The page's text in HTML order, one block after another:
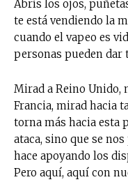
Abrís los ojos,
te está vendiendo la
cuando el vapeo es
personas pueden dar
Mirad a Reino Unido,
Francia, mirad hacia
torna más hacia esta
ataca, sino que se
hace apoyando los
Pero aquí, aquí con